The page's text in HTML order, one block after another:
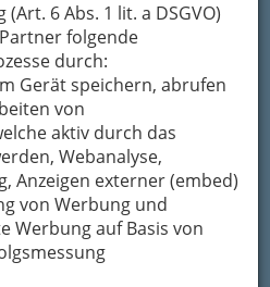
6 Abs. 1 lit. a DSGVO)
folgende
durch:
Gerät speichern, abrufen
von
aktiv durch das
Webanalyse,
Anzeigen externer (embed)
von Werbung und
Werbung auf Basis von
und
und Umgebung